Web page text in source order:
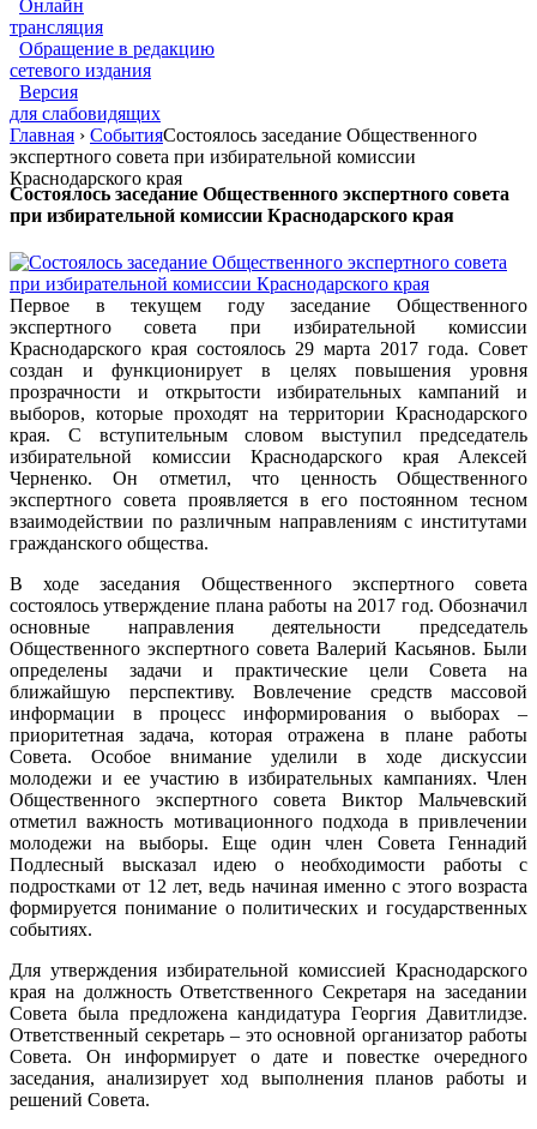
Онлайн
трансляция
Обращение в редакцию
сетевого издания
Версия
для слабовидящих
Главная › СобытияСостоялось заседание Общественного
экспертного совета при избирательной комиссии
Краснодарского края
Состоялось заседание Общественного экспертного совета
при избирательной комиссии Краснодарского края
Первое в текущем году заседание Общественного
экспертного совета при избирательной комиссии
Краснодарского края состоялось 29 марта 2017 года. Совет
создан и функционирует в целях повышения уровня
прозрачности и открытости избирательных кампаний и
выборов, которые проходят на территории Краснодарского
края. С вступительным словом выступил председатель
избирательной комиссии Краснодарского края Алексей
Черненко. Он отметил, что ценность Общественного
экспертного совета проявляется в его постоянном тесном
взаимодействии по различным направлениям с институтами
гражданского общества.
В ходе заседания Общественного экспертного совета
состоялось утверждение плана работы на 2017 год. Обозначил
основные направления деятельности председатель
Общественного экспертного совета Валерий Касьянов. Были
определены задачи и практические цели Совета на
ближайшую перспективу. Вовлечение средств массовой
информации в процесс информирования о выборах –
приоритетная задача, которая отражена в плане работы
Совета. Особое внимание уделили в ходе дискуссии
молодежи и ее участию в избирательных кампаниях. Член
Общественного экспертного совета Виктор Мальчевский
отметил важность мотивационного подхода в привлечении
молодежи на выборы. Еще один член Совета Геннадий
Подлесный высказал идею о необходимости работы с
подростками от 12 лет, ведь начиная именно с этого возраста
формируется понимание о политических и государственных
событиях.
Для утверждения избирательной комиссией Краснодарского
края на должность Ответственного Секретаря на заседании
Совета была предложена кандидатура Георгия Давитлидзе.
Ответственный секретарь – это основной организатор работы
Совета. Он информирует о дате и повестке очередного
заседания, анализирует ход выполнения планов работы и
решений Совета.